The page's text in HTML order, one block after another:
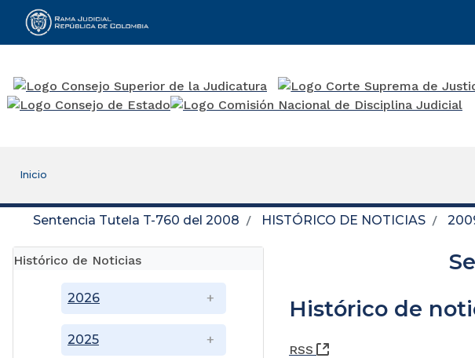
Rama Judicial
Inicio
Sentencia Tutela T-760 del 2008 HISTÓRICO DE NOTICIAS
Histórico de Noticias
2025
2026
Histórico de
RSS
(Abre una nueva